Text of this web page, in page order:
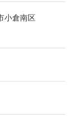
小倉南区